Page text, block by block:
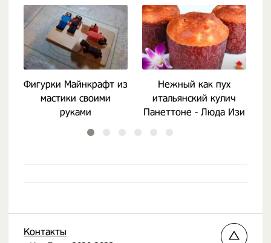
Фигурки Майнкрафт из
мастики своими
руками
Нежный как пух
итальянский кулич
Панеттоне - Люда Изи
Контакты